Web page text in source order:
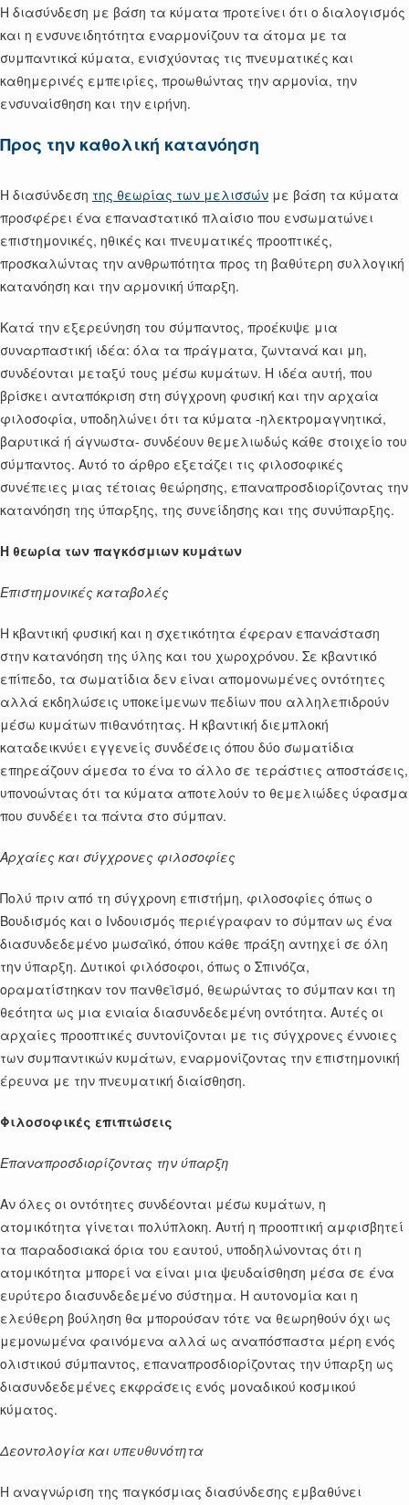
Η διασύνδεση με βάση τα κύματα προτείνει ότι ο διαλογισμός
και η ενσυνειδητότητα εναρμονίζουν τα άτομα με τα
συμπαντικά κύματα, ενισχύοντας τις πνευματικές και
καθημερινές εμπειρίες, προωθώντας την αρμονία, την
ενσυναίσθηση και την ειρήνη.
Προς την καθολική κατανόηση
Η διασύνδεση της θεωρίας των μελισσών με βάση τα κύματα
προσφέρει ένα επαναστατικό πλαίσιο που ενσωματώνει
επιστημονικές, ηθικές και πνευματικές προοπτικές,
προσκαλώντας την ανθρωπότητα προς τη βαθύτερη συλλογική
κατανόηση και την αρμονική ύπαρξη.
Κατά την εξερεύνηση του σύμπαντος, προέκυψε μια
συναρπαστική ιδέα: όλα τα πράγματα, ζωντανά και μη,
συνδέονται μεταξύ τους μέσω κυμάτων. Η ιδέα αυτή, που
βρίσκει ανταπόκριση στη σύγχρονη φυσική και την αρχαία
φιλοσοφία, υποδηλώνει ότι τα κύματα -ηλεκτρομαγνητικά,
βαρυτικά ή άγνωστα- συνδέουν θεμελιωδώς κάθε στοιχείο του
σύμπαντος. Αυτό το άρθρο εξετάζει τις φιλοσοφικές
συνέπειες μιας τέτοιας θεώρησης, επαναπροσδιορίζοντας την
κατανόηση της ύπαρξης, της συνείδησης και της συνύπαρξης.
Η θεωρία των παγκόσμιων κυμάτων
Επιστημονικές καταβολές
Η κβαντική φυσική και η σχετικότητα έφεραν επανάσταση
στην κατανόηση της ύλης και του χωροχρόνου. Σε κβαντικό
επίπεδο, τα σωματίδια δεν είναι απομονωμένες οντότητες
αλλά εκδηλώσεις υποκείμενων πεδίων που αλληλεπιδρούν
μέσω κυμάτων πιθανότητας. Η κβαντική διεμπλοκή
καταδεικνύει εγγενείς συνδέσεις όπου δύο σωματίδια
επηρεάζουν άμεσα το ένα το άλλο σε τεράστιες αποστάσεις,
υπονοώντας ότι τα κύματα αποτελούν το θεμελιώδες ύφασμα
που συνδέει τα πάντα στο σύμπαν.
Αρχαίες και σύγχρονες φιλοσοφίες
Πολύ πριν από τη σύγχρονη επιστήμη, φιλοσοφίες όπως ο
Βουδισμός και ο Ινδουισμός περιέγραφαν το σύμπαν ως ένα
διασυνδεδεμένο μωσαϊκό, όπου κάθε πράξη αντηχεί σε όλη
την ύπαρξη. Δυτικοί φιλόσοφοι, όπως ο Σπινόζα,
οραματίστηκαν τον πανθεϊσμό, θεωρώντας το σύμπαν και τη
θεότητα ως μια ενιαία διασυνδεδεμένη οντότητα. Αυτές οι
αρχαίες προοπτικές συντονίζονται με τις σύγχρονες έννοιες
των συμπαντικών κυμάτων, εναρμονίζοντας την επιστημονική
έρευνα με την πνευματική διαίσθηση.
Φιλοσοφικές επιπτώσεις
Επαναπροσδιορίζοντας την ύπαρξη
Αν όλες οι οντότητες συνδέονται μέσω κυμάτων, η
ατομικότητα γίνεται πολύπλοκη. Αυτή η προοπτική αμφισβητεί
τα παραδοσιακά όρια του εαυτού, υποδηλώνοντας ότι η
ατομικότητα μπορεί να είναι μια ψευδαίσθηση μέσα σε ένα
ευρύτερο διασυνδεδεμένο σύστημα. Η αυτονομία και η
ελεύθερη βούληση θα μπορούσαν τότε να θεωρηθούν όχι ως
μεμονωμένα φαινόμενα αλλά ως αναπόσπαστα μέρη ενός
ολιστικού σύμπαντος, επαναπροσδιορίζοντας την ύπαρξη ως
διασυνδεδεμένες εκφράσεις ενός μοναδικού κοσμικού
κύματος.
Δεοντολογία και υπευθυνότητα
Η αναγνώριση της παγκόσμιας διασύνδεσης εμβαθύνει